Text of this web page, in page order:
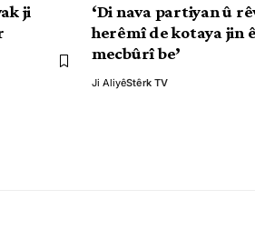
ji
‘Di nava partiyan û
herêmî de kotaya jin
mecbûrî be’
Ji AliyêStêrk TV